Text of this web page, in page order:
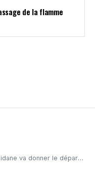
de la flamme
donner le départ des 24 Heures du Mans !